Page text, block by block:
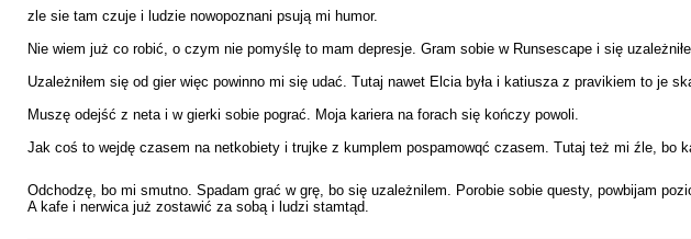
zle sie tam czuje i ludzie nowopoznani psują mi humor.
Nie wiem już co robić, o czym nie pomyślę to mam depresje. Gram sobie w Runsescape i się
Uzależniłem się od gier więc powinno mi się udać. Tutaj nawet Elcia była i katiusza z pravikiem to je
Muszę odejść z neta i w gierki sobie pograć. Moja kariera na forach się kończy powoli.
Jak coś to wejdę czasem na netkobiety i trujke z kumplem pospamowqć czasem. Tutaj też mi źle, bo
Odchodzę, bo mi smutno. Spadam grać w grę, bo się uzależnilem. Porobie sobie questy, powbijam
A kafe i nerwica już zostawić za sobą i ludzi stamtąd.